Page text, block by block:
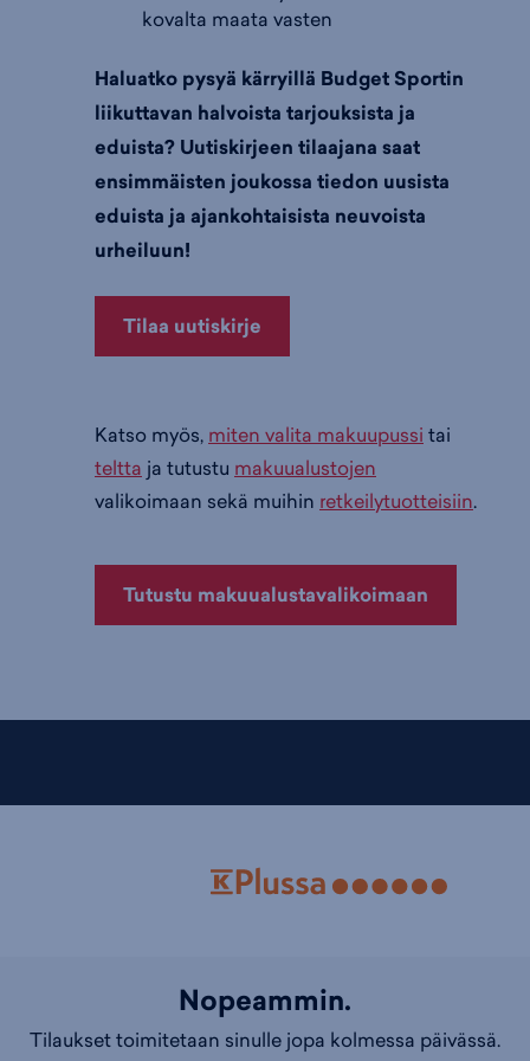
kovalta maata vasten
Haluatko pysyä kärryillä Budget Sportin
liikuttavan halvoista tarjouksista ja
eduista? Uutiskirjeen tilaajana saat
ensimmäisten joukossa tiedon uusista
eduista ja ajankohtaisista neuvoista
urheiluun!
Tilaa uutiskirje
Katso myös, miten valita makuupussi tai
teltta ja tutustu makuualustojen
valikoimaan sekä muihin retkeilytuotteisiin.
Tutustu makuualustavalikoimaan
Nopeammin.
Tilaukset toimitetaan sinulle jopa kolmessa päivässä.